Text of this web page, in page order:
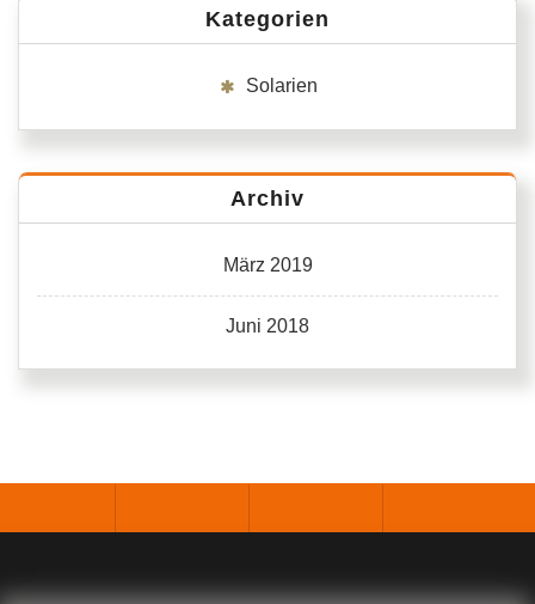
Kategorien
Solarien
Archiv
März 2019
Juni 2018